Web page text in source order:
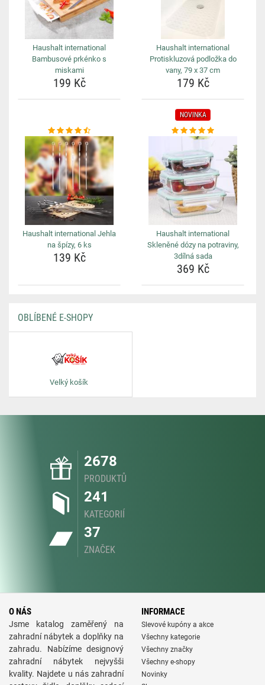
Haushalt international
Bambusové prkénko s
miskami
199 Kč
Haushalt international
Protiskluzová podložka do
vany, 79 x 37 cm
179 Kč
Haushalt international Jehla
na špízy, 6 ks
139 Kč
NOVINKA
Haushalt international
Skleněné dózy na potraviny,
3dílná sada
369 Kč
OBLÍBENÉ E-SHOPY
Velký košík
2678
PRODUKTŮ
241
KATEGORIÍ
37
ZNAČEK
O NÁS
Jsme katalog zaměřený na
zahradní nábytek a doplňky na
zahradu. Nabízíme designový
zahradní nábytek nejvyšši
kvality. Najdete u nás zahradní
INFORMACE
Slevové kupóny a akce
Všechny kategorie
Všechny značky
Všechny e-shopy
Novinky